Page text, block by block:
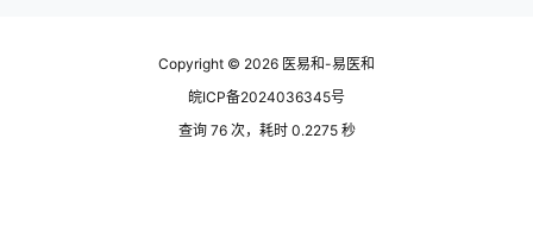
Copyright © 2026 医易和-易医和
皖ICP备2024036345号
查询 76 次，耗时 0.2275 秒